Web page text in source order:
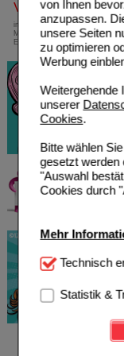
von Ihnen
anzupassen.
unsere Seiten
zu optimieren
Werbung
Weitergehende
unserer
Cookies.
Bitte wählen
gesetzt werden
"Auswahl
Cookies durch
Mehr
Technisch
Website
Kundenkonto),
werden kann.
Technisch
Statistik &
Versandkostenfrei
innerhalb Deutschlands bei einem
Mindestbestellwert von 13,99
Einsendung eines